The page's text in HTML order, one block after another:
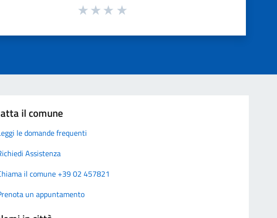
il comune
le domande frequenti
Assistenza
il comune +39 02 457821
un appuntamento